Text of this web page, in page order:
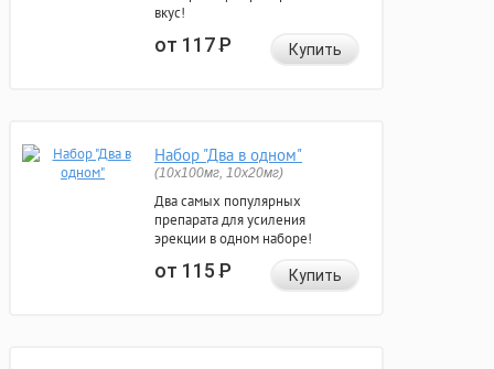
вкус!
от 117Р Купить
Набор "Два в одном"
(10x100мг, 10x20мг)
Два самых популярных
препарата для усиления
эрекции в одном наборе!
от 115Р Купить